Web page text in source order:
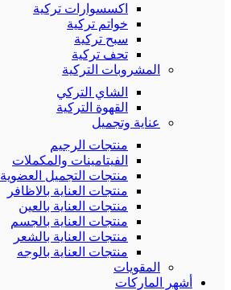
اكسسوارات تركية
خواتم تركية
سبح تركية
تحف تركية
المشروبات التركية
الشاي التركي
القهوة التركية
عناية وتجميل
منتجات الرجيم
الفيتامينات والمكملات
منتجات التجميل العضوية
منتجات العناية بالاظافر
منتجات العناية بالعين
منتجات العناية بالجسم
منتجات العناية بالشعر
منتجات العناية بالوجه
المقويات
أشهر الماركات